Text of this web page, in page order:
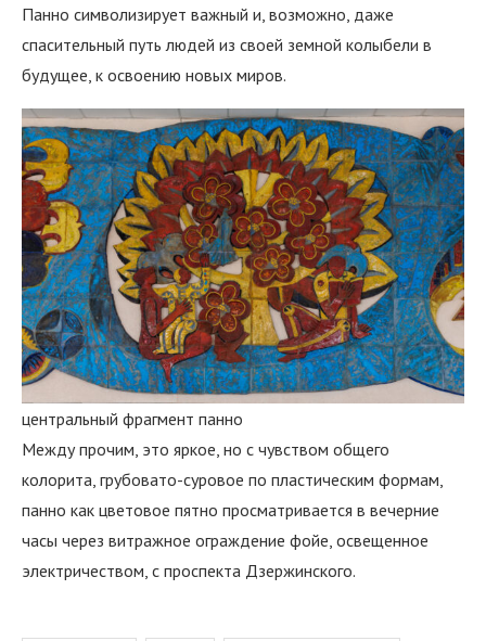
Панно символизирует важный и, возможно, даже
спасительный путь людей из своей земной колыбели в
будущее, к освоению новых миров.
центральный фрагмент панно
Между прочим, это яркое, но с чувством общего
колорита, грубовато-суровое по пластическим формам,
панно как цветовое пятно просматривается в вечерние
часы через витражное ограждение фойе, освещенное
электричеством, с проспекта Дзержинского.